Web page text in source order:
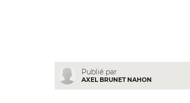
Publié par
AXEL BRUNET NAHON